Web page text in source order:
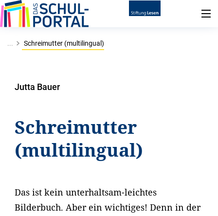
... Schreimutter (multilingual)
Jutta Bauer
Schreimutter
(multilingual)
Das ist kein unterhaltsam-leichtes
Bilderbuch. Aber ein wichtiges! Denn in der